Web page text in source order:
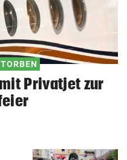
Privatjet zur